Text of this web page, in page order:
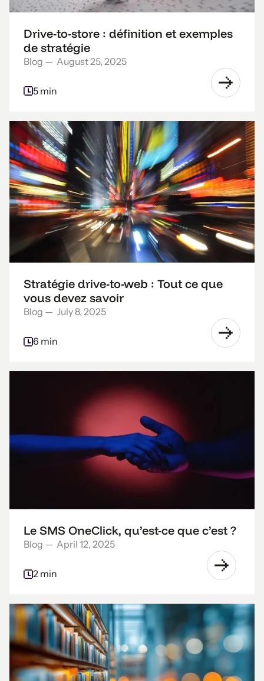
Drive-to-store : définition et exemples
de stratégie
Blog — August 25, 2025
5 min
Stratégie drive-to-web : Tout ce que
vous devez savoir
Blog — July 8, 2025
6 min
Le SMS OneClick, qu’est-ce que c’est ?
Blog — April 12, 2025
2 min